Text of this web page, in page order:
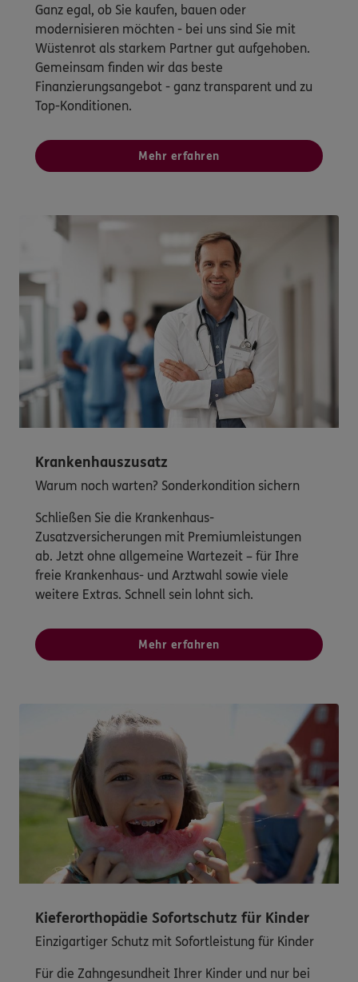
Ganz egal, ob Sie kaufen, bauen oder
modernisieren möchten - bei uns sind Sie mit
Wüstenrot als starkem Partner gut aufgehoben.
Gemeinsam finden wir das beste
Finanzierungsangebot - ganz transparent und zu
Top-Konditionen.
Mehr erfahren
Krankenhauszusatz
Warum noch warten? Sonderkondition sichern
Schließen Sie die Krankenhaus-
Zusatzversicherungen mit Premiumleistungen
ab. Jetzt ohne allgemeine Wartezeit – für Ihre
freie Krankenhaus- und Arztwahl sowie viele
weitere Extras. Schnell sein lohnt sich.
Mehr erfahren
Kieferorthopädie Sofortschutz für Kinder
Einzigartiger Schutz mit Sofortleistung für Kinder
Für die Zahngesundheit Ihrer Kinder und nur bei